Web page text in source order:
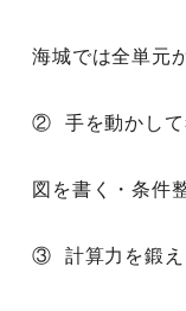
海城では全単元
② 手を動かして
図を書く・条件
③ 計算力を鍛え